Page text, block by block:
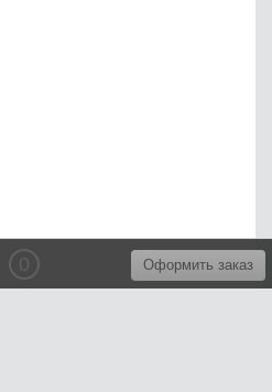
Оформить заказ
0